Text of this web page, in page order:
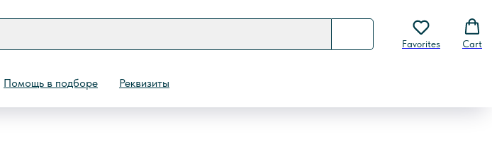
Favorites Cart
Помощь в подборе Реквизиты